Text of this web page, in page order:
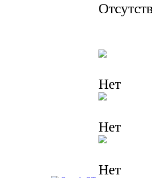
Нет
Нет
Нет